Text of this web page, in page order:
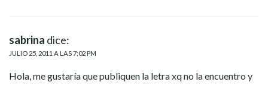
sabrina dice:
JULIO 25, 2011 A LAS 7:02 PM
Hola, me gustaría que publiquen la letra xq no la encuentro y